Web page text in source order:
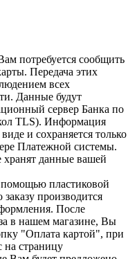
потребуется сообщить
Передача этих
всех
Данные будут
сервер Банка по
TLS). Информация
и сохраняется только
Платежной системы.
хранят данные вашей
пластиковой
производится
После
в нашем магазине, Вы
"Оплата картой", при
на страницу